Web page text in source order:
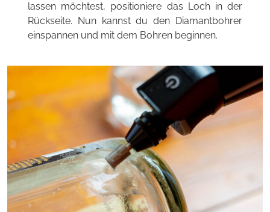
lassen möchtest, positioniere das Loch in der
Rückseite. Nun kannst du den Diamantbohrer
einspannen und mit dem Bohren beginnen.